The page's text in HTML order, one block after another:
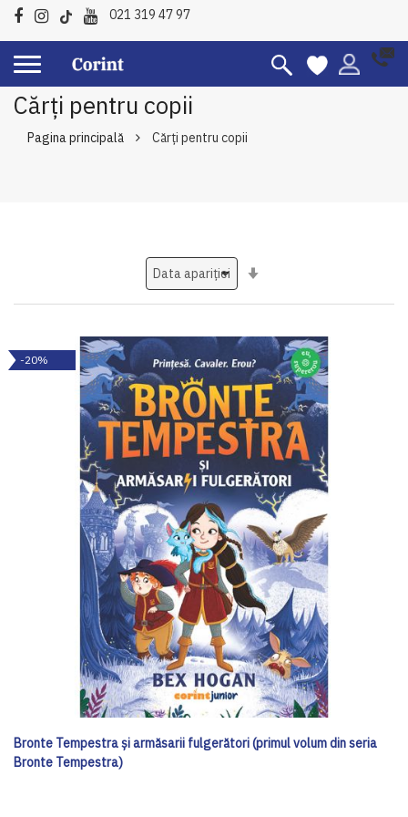
021 319 47 97
Cărți pentru copii
Pagina principală Cărți pentru copii
-20%
Bronte Tempestra și armăsarii fulgerători (primul volum din seria
Bronte Tempestra)